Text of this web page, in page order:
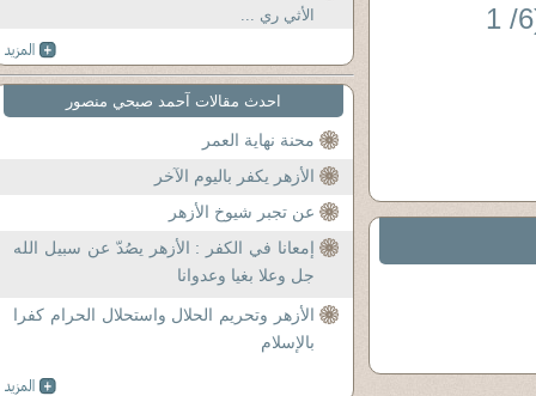
تأصيل معنى ( كتب ، وكتاب ) فى القرآن الكريم(6/ 1
الأثي ري ...
احدث مقالات آحمد صبحي منصور
محنة نهاية العمر
الأزهر يكفر باليوم الآخر
عن تجبر شيوخ الأزهر
إمعانا في الكفر : الأزهر يصُدّ عن سبيل الله
جل وعلا بغيا وعدوانا
الأزهر وتحريم الحلال واستحلال الحرام كفرا
بالإسلام